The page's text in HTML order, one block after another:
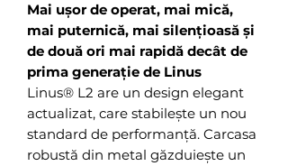
Mai ușor de operat, mai mică,
mai puternică, mai silențioasă și
de două ori mai rapidă decât de
prima generație de Linus
Linus® L2 are un design elegant
actualizat, care stabilește un nou
standard de performanță. Carcasa
robustă din metal găzduiește un